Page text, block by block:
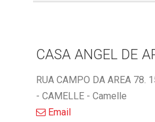
CASA ANGEL DE
RUA CAMPO DA AREA 78.
- CAMELLE - Camelle
Email